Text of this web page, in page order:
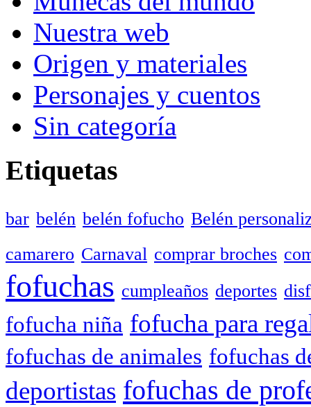
Nuestra web
Origen y materiales
Personajes y cuentos
Sin categoría
Etiquetas
bar belén belén fofucho Belén
camarero Carnaval comprar broches
fofuchas cumpleaños deportes
fofucha niña fofucha para
fofuchas de animales fofuchas
deportistas fofuchas de